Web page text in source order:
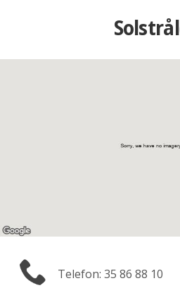
Telefon: 35 86 88 10